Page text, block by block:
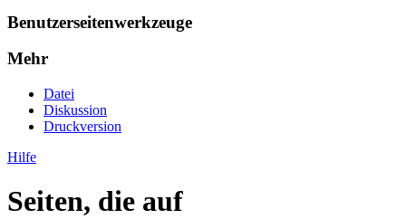
Benutzerseitenwerkzeuge
Mehr
Datei
Diskussion
Druckversion
Hilfe
Seiten, die auf